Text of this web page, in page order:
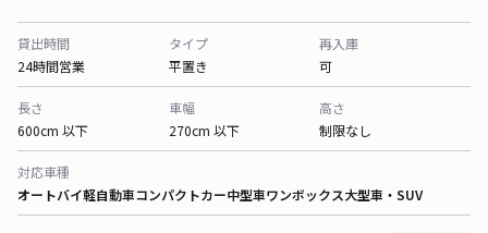
貸出時間
24時間営業
タイプ
平置き
再入庫
可
長さ
600cm 以下
車幅
270cm 以下
高さ
制限なし
対応車種
オートバイ軽自動車コンパクトカー中型車ワンボックス大型車・SUV